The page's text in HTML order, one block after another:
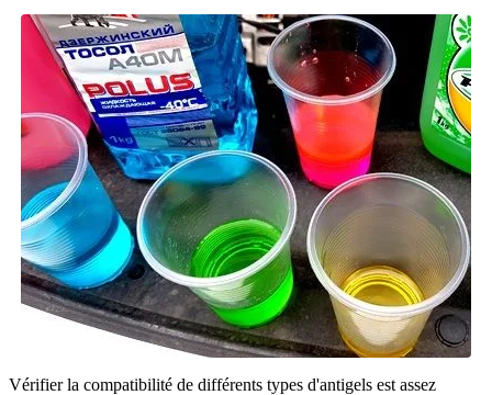
Vérifier la compatibilité de différents types d'antigels est assez